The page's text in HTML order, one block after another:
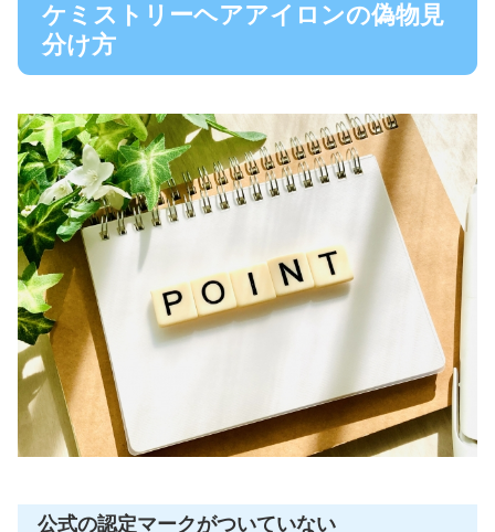
ケミストリーヘアアイロンの偽物見
分け方
公式の認定マークがついていない